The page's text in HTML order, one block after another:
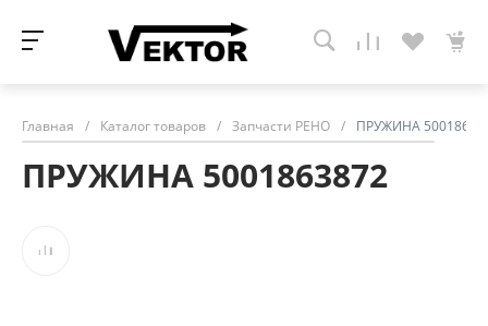
Главная / Каталог товаров / Запчасти РЕНО / ПРУЖИНА
ПРУЖИНА 5001863872